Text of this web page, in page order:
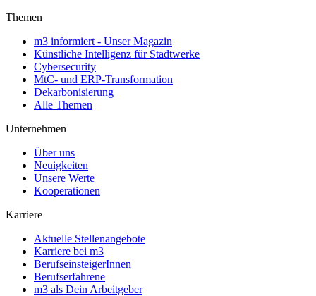
Themen
m3 informiert - Unser Magazin
Künstliche Intelligenz für Stadtwerke
Cybersecurity
MtC- und ERP-Transformation
Dekarbonisierung
Alle Themen
Unternehmen
Über uns
Neuigkeiten
Unsere Werte
Kooperationen
Karriere
Aktuelle Stellenangebote
Karriere bei m3
BerufseinsteigerInnen
Berufserfahrene
m3 als Dein Arbeitgeber